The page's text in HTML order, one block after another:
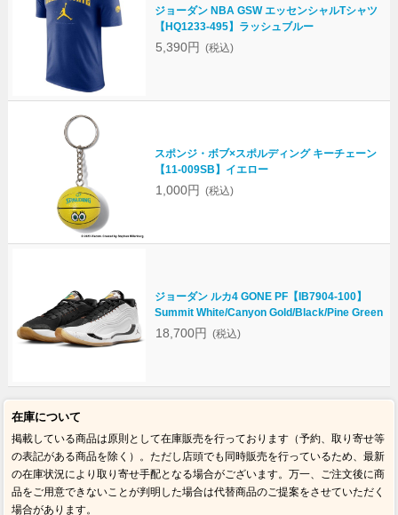
ジョーダン NBA GSW エッセンシャルTシャツ
【HQ1233-495】ラッシュブルー
5,390円 (税込)
スポンジ・ボブ×スポルディング キーチェーン
【11-009SB】イエロー
1,000円 (税込)
ジョーダン ルカ4 GONE PF【IB7904-100】
Summit White/Canyon Gold/Black/Pine Green
18,700円 (税込)
在庫について
掲載している商品は原則として在庫販売を行っております（予約、取り寄せ等
の表記がある商品を除く）。ただし店頭でも同時販売を行っているため、最新
の在庫状況により取り寄せ手配となる場合がございます。万一、ご注文後に商
品をご用意できないことが判明した場合は代替商品のご提案をさせていただく
場合があります。